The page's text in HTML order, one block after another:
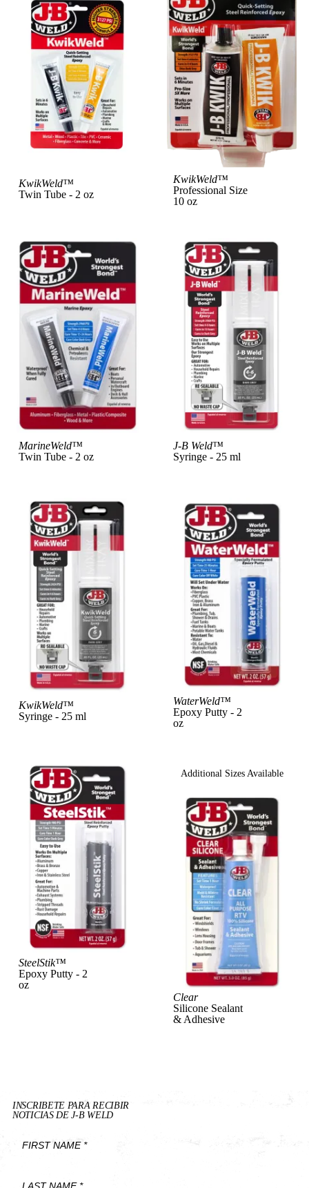
KwikWeld™
Twin Tube - 2 oz
View Product
KwikWeld™
Professional Size
10 oz
MarineWeld™
Twin Tube - 2 oz
View Product
J-B Weld™
Syringe - 25 ml
KwikWeld™
Syringe - 25 ml
View Product
WaterWeld™
Epoxy Putty - 2
oz
SteelStik™
Epoxy Putty - 2
oz
View Product
Additional Sizes Available
Clear
Silicone Sealant
& Adhesive
INSCRIBETE PARA RECIBIR
NOTICIAS DE J-B WELD
Name